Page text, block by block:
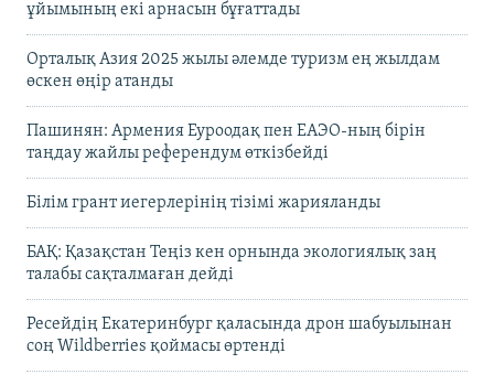
ұйымының екі арнасын бұғаттады
Орталық Азия 2025 жылы әлемде туризм ең жылдам
өскен өңір атанды
Пашинян: Армения Еуроодақ пен ЕАЭО-ның бірін
таңдау жайлы референдум өткізбейді
Білім грант иегерлерінің тізімі жарияланды
БАҚ: Қазақстан Теңіз кен орнында экологиялық заң
талабы сақталмаған дейді
Ресейдің Екатеринбург қаласында дрон шабуылынан
соң Wildberries қоймасы өртенді